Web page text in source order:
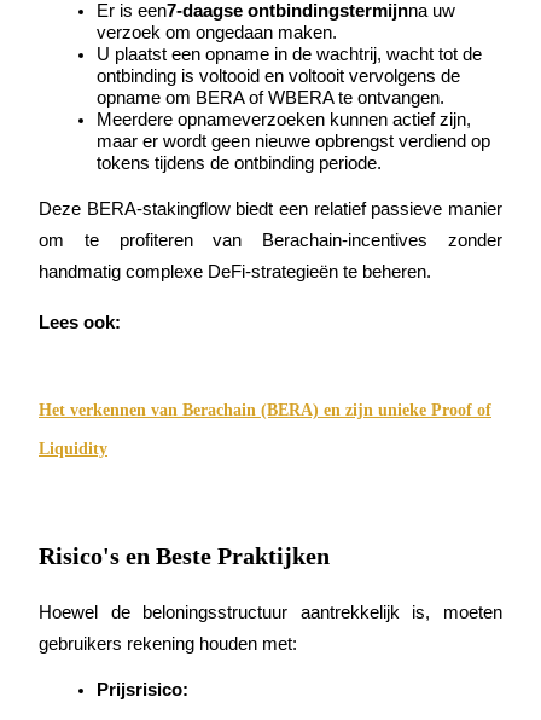
Meer evenementen
Win prijzen en exclusieve beloningen
Aanmelden
Beloningscentrum
Er is een7-daagse ontbindingstermijnna uw
verzoek om ongedaan maken.
U plaatst een opname in de wachtrij, wacht tot de
ontbinding is voltooid en voltooit vervolgens de
opname om BERA of WBERA te ontvangen.
Meerdere opnameverzoeken kunnen actief zijn,
maar er wordt geen nieuwe opbrengst verdiend op
tokens tijdens de ontbinding periode.
Deze BERA-stakingflow biedt een relatief passieve manier
om te profiteren van Berachain-incentives zonder
handmatig complexe DeFi-strategieën te beheren.
Lees ook:
Het verkennen van Berachain (BERA) en zijn unieke Proof of
Liquidity
Risico's en Beste Praktijken
Hoewel de beloningsstructuur aantrekkelijk is, moeten
gebruikers rekening houden met:
Prijsrisico: